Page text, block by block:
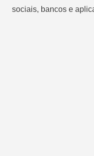
sociais, bancos e